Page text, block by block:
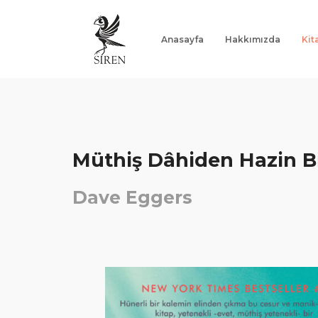
Anasayfa Hakkımızda
YazarlarMüthiş Dâhiden Hazin
Dave Eggers